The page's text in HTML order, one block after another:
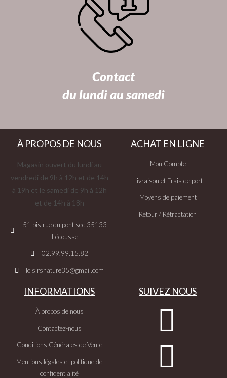
Contact
du lundi au samedi
À PROPOS DE NOUS
Magasin ouvert du lundi au
vendredi de 9h à 12h et de 14h
à 19h et le samedi de 9h à 12h
et de 14h à 18h
51 bis rue du pont sec 35133
Lécousse
02.99.99.15.82
loisirsnature35@gmail.com
ACHAT EN LIGNE
Mon Compte
Livraison et Frais de port
Moyens de paiement
Retour / Rétractation
INFORMATIONS
À propos de nous
Contactez-nous
Conditions Générales de Vente
Mentions légales et politique de
confidentialité
SUIVEZ NOUS